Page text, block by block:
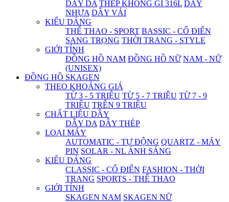
DÂY DA THÉP KHÔNG GỈ 316L DÂY
NHỰA DÂY VẢI
KIỂU DÁNG
THỂ THAO - SPORT BASSIC - CỔ ĐIỂN
SANG TRỌNG THỜI TRANG - STYLE
GIỚI TÍNH
ĐỒNG HỒ NAM ĐỒNG HỒ NỮ NAM - NỮ
(UNISEX)
ĐỒNG HỒ SKAGEN
THEO KHOẢNG GIÁ
TỪ 3 - 5 TRIỆU TỪ 5 - 7 TRIỆU TỪ 7 - 9
TRIỆU TRÊN 9 TRIỆU
CHẤT LIỆU DÂY
DÂY DA DÂY THÉP
LOẠI MÁY
AUTOMATIC - TỰ ĐỘNG QUARTZ - MÁY
PIN SOLAR - NL ÁNH SÁNG
KIỂU DÁNG
CLASSIC - CỔ ĐIỂN FASHION - THỜI
TRANG SPORTS - THỂ THAO
GIỚI TÍNH
SKAGEN NAM SKAGEN NỮ